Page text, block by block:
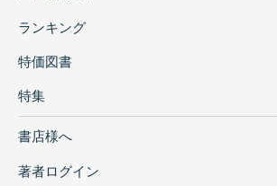
ランキング
特価図書
特集
書店様へ
著者ログイン